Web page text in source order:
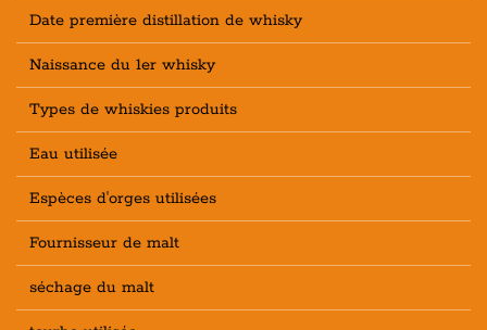
Date première distillation de whisky
Naissance du 1er whisky
Types de whiskies produits
Eau utilisée
Espèces d'orges utilisées
Fournisseur de malt
séchage du malt